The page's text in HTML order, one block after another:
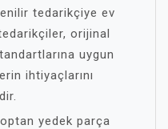
tedarikçiye ev
orijinal
uygun
ihtiyaçlarını
yedek parça